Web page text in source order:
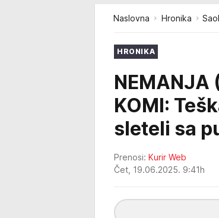
Naslovna Hronika
HRONIKA
NEMANJA
KOMI:
sleteli sa
Prenosi: Kurir Web
Čet, 19.06.2025. 9:41h